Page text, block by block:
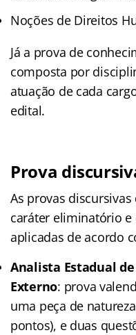
Noções de Direitos
Já a prova de
composta por
atuação de cada
edital.
Prova
As provas discursivas
caráter eliminatório
aplicadas de acordo
Analista Estadual
Externo: prova
uma peça de
pontos), e duas